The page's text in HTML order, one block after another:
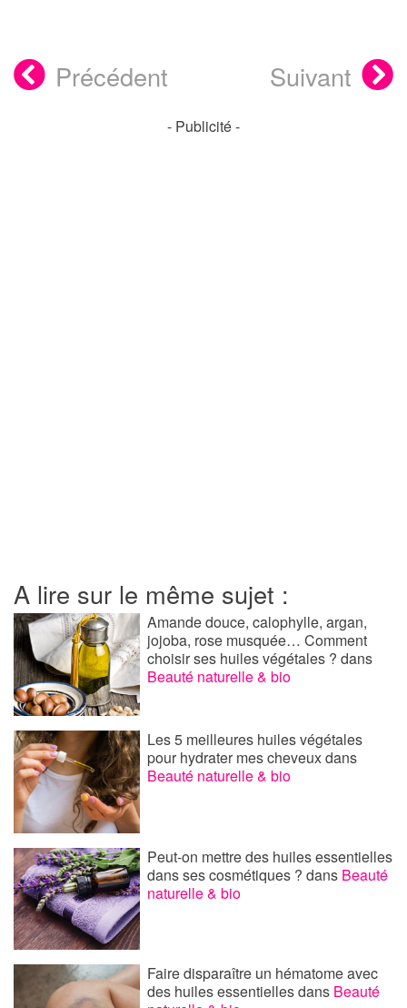
Précédent Suivant
- Publicité -
A lire sur le même sujet :
Amande douce, calophylle, argan,
jojoba, rose musquée… Comment
choisir ses huiles végétales ?dans
Beauté naturelle & bio
Les 5 meilleures huiles végétales
pour hydrater mes cheveuxdans
Beauté naturelle & bio
Peut-on mettre des huiles essentielles
dans ses cosmétiques ?dans Beauté
naturelle & bio
Faire disparaître un hématome avec
des huiles essentiellesdans Beauté